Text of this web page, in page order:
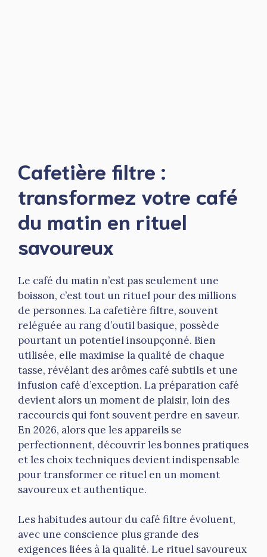
Cafetière filtre :
transformez votre café
du matin en rituel
savoureux
Le café du matin n’est pas seulement une
boisson, c’est tout un rituel pour des millions
de personnes. La cafetière filtre, souvent
reléguée au rang d’outil basique, possède
pourtant un potentiel insoupçonné. Bien
utilisée, elle maximise la qualité de chaque
tasse, révélant des arômes café subtils et une
infusion café d’exception. La préparation café
devient alors un moment de plaisir, loin des
raccourcis qui font souvent perdre en saveur.
En 2026, alors que les appareils se
perfectionnent, découvrir les bonnes pratiques
et les choix techniques devient indispensable
pour transformer ce rituel en un moment
savoureux et authentique.
Les habitudes autour du café filtre évoluent,
avec une conscience plus grande des
exigences liées à la qualité. Le rituel savoureux